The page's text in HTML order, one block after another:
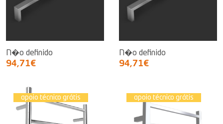
N�o definido
94,71€
N�o definido
94,71€
apoio técnico grátis apoio técnico grátis